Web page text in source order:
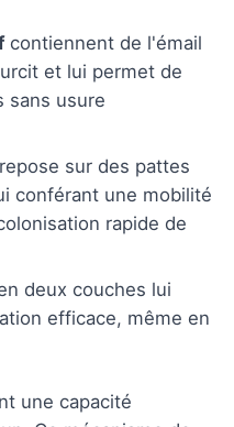
contiennent de l'émail
et lui permet de
sans usure
repose sur des pattes
conférant une mobilité
rapide de
deux couches lui
efficace, même en
une capacité